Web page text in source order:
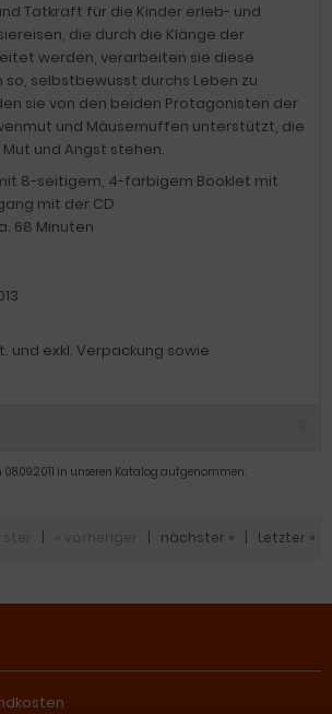
Tatkraft für die Kinder erleb- und
die durch die Klänge der
werden, verarbeiten sie diese
so, selbstbewusst durchs Leben zu
sie von den beiden Protagonisten der
und Mäusemuffen unterstützt, die
und Angst stehen.
8-seitigem, 4-farbigem Booklet mit
mit der CD
68 Minuten
und exkl. Verpackung sowie
in unseren Katalog aufgenommen.
nächster » Letzter »